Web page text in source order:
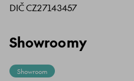
DIČ CZ27143457
Showroomy
Showroom